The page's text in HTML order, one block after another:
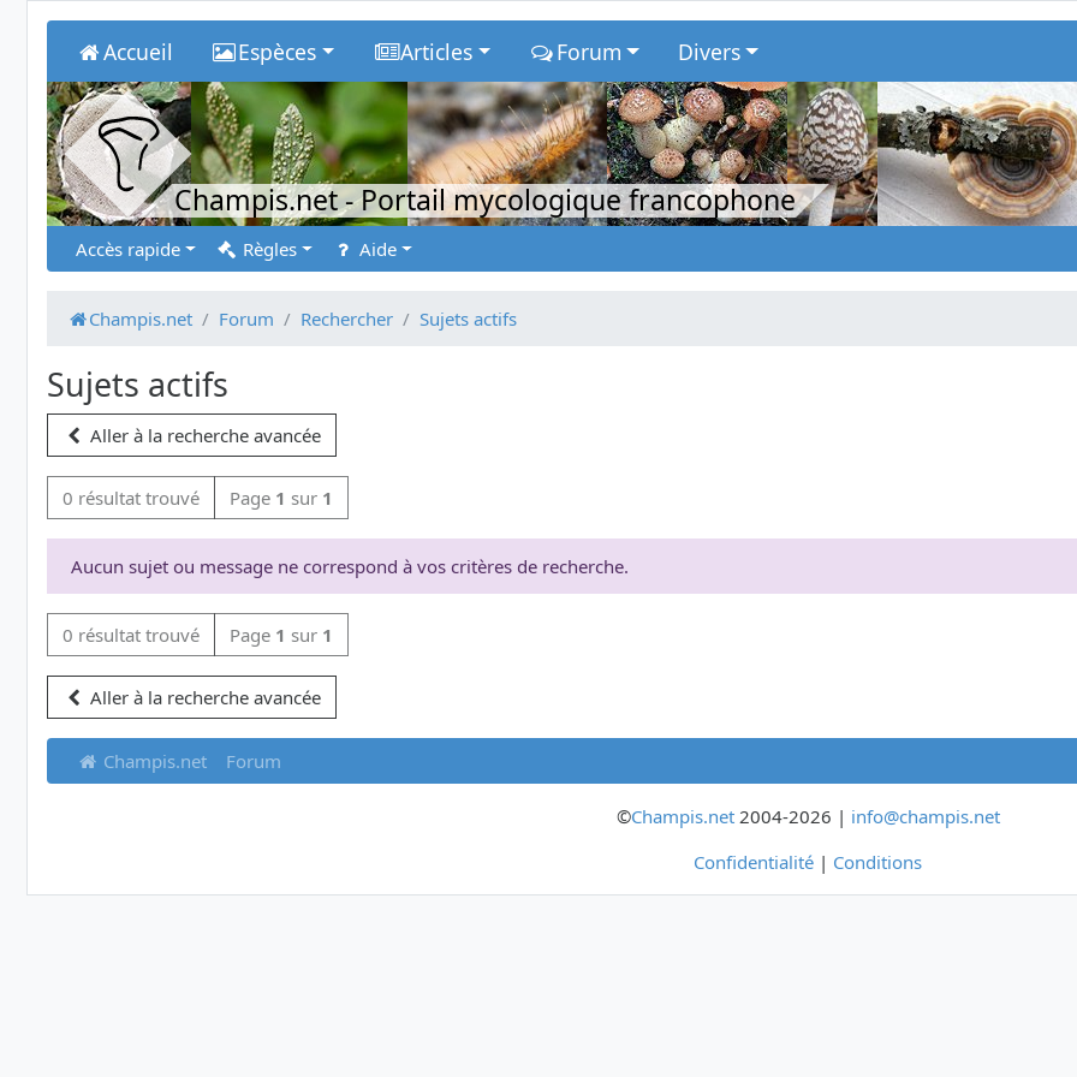
Accueil Espèces Articles Forum Divers
Champis.net- Portail mycologique francophone
Accès rapide Règles Aide
Champis.net Forum Rechercher Sujets actifs
Sujets actifs
Aller à la recherche avancée
0 résultat trouvé Page 1 sur 1
Aucun sujet ou message ne correspond à vos critères de recherche.
0 résultat trouvé Page 1 sur 1
Aller à la recherche avancée
Champis.net Forum
©Champis.net2004-2026 | info@champis.net
Confidentialité | Conditions